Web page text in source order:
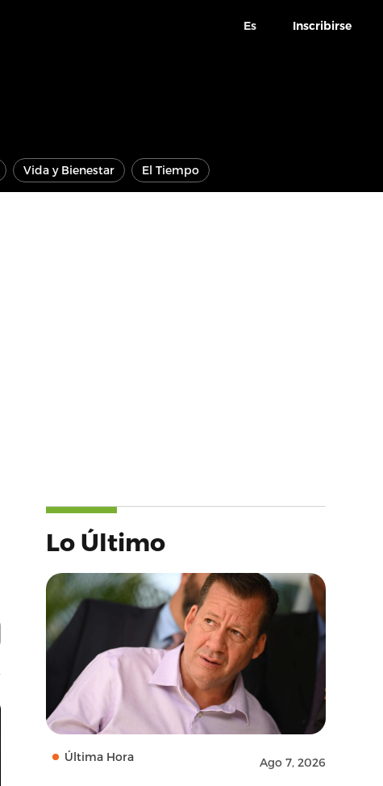
Es Inscribirse
Vida y Bienestar El Tiempo
Lo Último
Última Hora Ago 7, 2026